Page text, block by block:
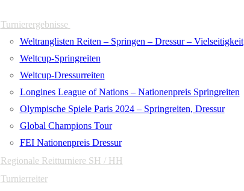
Turnierergebnisse
Weltranglisten Reiten – Springen – Dressur – Vielseitigkeit
Weltcup-Springreiten
Weltcup-Dressurreiten
Longines League of Nations – Nationenpreis Springreiten
Olympische Spiele Paris 2024 – Springreiten, Dressur
Global Champions Tour
FEI Nationenpreis Dressur
Regionale Reitturniere SH / HH
Turnierreiter